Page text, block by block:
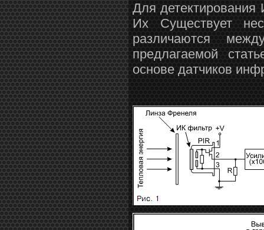
Для детектирования
Их Существует
различаются
предлагаемой
основе датчиков